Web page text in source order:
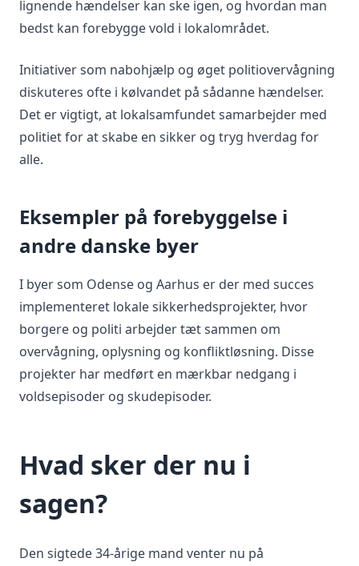
lignende hændelser kan ske igen, og hvordan man
bedst kan forebygge vold i lokalområdet.
Initiativer som nabohjælp og øget politiovervågning
diskuteres ofte i kølvandet på sådanne hændelser.
Det er vigtigt, at lokalsamfundet samarbejder med
politiet for at skabe en sikker og tryg hverdag for
alle.
Eksempler på forebyggelse i
andre danske byer
I byer som Odense og Aarhus er der med succes
implementeret lokale sikkerhedsprojekter, hvor
borgere og politi arbejder tæt sammen om
overvågning, oplysning og konfliktløsning. Disse
projekter har medført en mærkbar nedgang i
voldsepisoder og skudepisoder.
Hvad sker der nu i
sagen?
Den sigtede 34-årige mand venter nu på